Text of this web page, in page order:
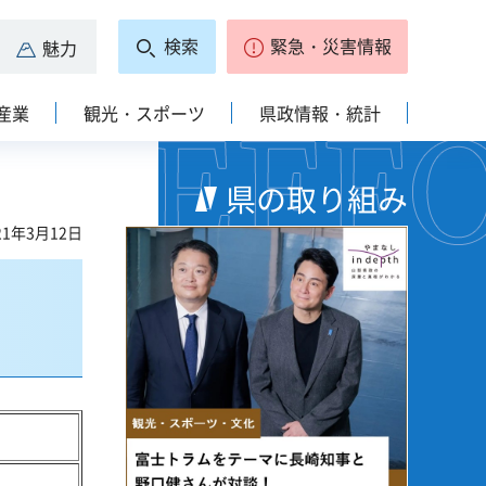
魅力 検索 緊急・災害情報
業 観光・スポーツ 県政情報・統計
年3月12日
県の取り組み